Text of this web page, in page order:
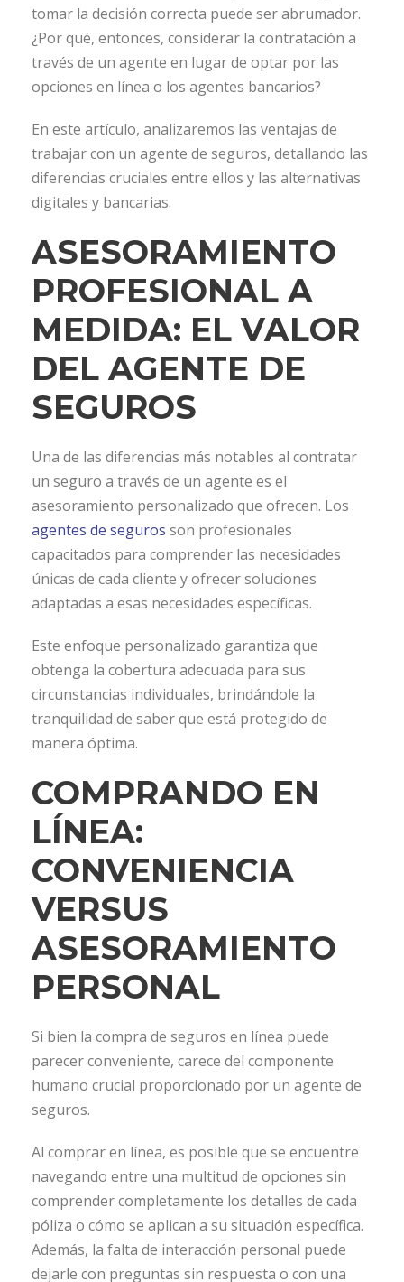
tomar la decisión correcta puede ser abrumador.
¿Por qué, entonces, considerar la contratación a
través de un agente en lugar de optar por las
opciones en línea o los agentes bancarios?
En este artículo, analizaremos las ventajas de
trabajar con un agente de seguros, detallando las
diferencias cruciales entre ellos y las alternativas
digitales y bancarias.
ASESORAMIENTO
PROFESIONAL A
MEDIDA: EL VALOR
DEL AGENTE DE
SEGUROS
Una de las diferencias más notables al contratar
un seguro a través de un agente es el
asesoramiento personalizado que ofrecen. Los
agentes de seguros son profesionales
capacitados para comprender las necesidades
únicas de cada cliente y ofrecer soluciones
adaptadas a esas necesidades específicas.
Este enfoque personalizado garantiza que
obtenga la cobertura adecuada para sus
circunstancias individuales, brindándole la
tranquilidad de saber que está protegido de
manera óptima.
COMPRANDO EN
LÍNEA:
CONVENIENCIA
VERSUS
ASESORAMIENTO
PERSONAL
Si bien la compra de seguros en línea puede
parecer conveniente, carece del componente
humano crucial proporcionado por un agente de
seguros.
Al comprar en línea, es posible que se encuentre
navegando entre una multitud de opciones sin
comprender completamente los detalles de cada
póliza o cómo se aplican a su situación específica.
Además, la falta de interacción personal puede
dejarle con preguntas sin respuesta o con una